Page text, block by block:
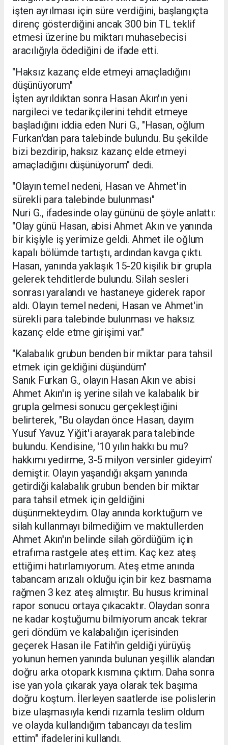
işten ayrılması için süre verdiğini, başlangıçta
direnç gösterdiğini ancak 300 bin TL teklif
etmesi üzerine bu miktarı muhasebecisi
aracılığıyla ödediğini de ifade etti.
"Haksız kazanç elde etmeyi amaçladığını
düşünüyorum"
İşten ayrıldıktan sonra Hasan Akın'ın yeni
nargileci ve tedarikçilerini tehdit etmeye
başladığını iddia eden Nuri G., "Hasan, oğlum
Furkan'dan para talebinde bulundu. Bu şekilde
bizi bezdirip, haksız kazanç elde etmeyi
amaçladığını düşünüyorum" dedi.
"Olayın temel nedeni, Hasan ve Ahmet'in
sürekli para talebinde bulunması"
Nuri G., ifadesinde olay gününü de şöyle anlattı:
"Olay günü Hasan, abisi Ahmet Akın ve yanında
bir kişiyle iş yerimize geldi. Ahmet ile oğlum
kapalı bölümde tartıştı, ardından kavga çıktı.
Hasan, yanında yaklaşık 15-20 kişilik bir grupla
gelerek tehditlerde bulundu. Silah sesleri
sonrası yaralandı ve hastaneye giderek rapor
aldı. Olayın temel nedeni, Hasan ve Ahmet'in
sürekli para talebinde bulunması ve haksız
kazanç elde etme girişimi var."
"Kalabalık grubun benden bir miktar para tahsil
etmek için geldiğini düşündüm"
Sanık Furkan G., olayın Hasan Akın ve abisi
Ahmet Akın'ın iş yerine silah ve kalabalık bir
grupla gelmesi sonucu gerçekleştiğini
belirterek, "Bu olaydan önce Hasan, dayım
Yusuf Yavuz Yiğit'i arayarak para talebinde
bulundu. Kendisine, '10 yılın hakkı bu mu?
hakkımı yedirme, 3-5 milyon versinler gideyim'
demiştir. Olayın yaşandığı akşam yanında
getirdiği kalabalık grubun benden bir miktar
para tahsil etmek için geldiğini
düşünmekteydim. Olay anında korktuğum ve
silah kullanmayı bilmediğim ve maktullerden
Ahmet Akın'ın belinde silah gördüğüm için
etrafıma rastgele ateş ettim. Kaç kez ateş
ettiğimi hatırlamıyorum. Ateş etme anında
tabancam arızalı olduğu için bir kez basmama
rağmen 3 kez ateş almıştır. Bu husus kriminal
rapor sonucu ortaya çıkacaktır. Olaydan sonra
ne kadar koştuğumu bilmiyorum ancak tekrar
geri döndüm ve kalabalığın içerisinden
geçerek Hasan ile Fatih'in geldiği yürüyüş
yolunun hemen yanında bulunan yeşillik alandan
doğru arka otopark kısmına çıktım. Daha sonra
ise yan yola çıkarak yaya olarak tek başıma
doğru koştum. İlerleyen saatlerde ise polislerin
bize ulaşmasıyla kendi rızamla teslim oldum
ve olayda kullandığım tabancayı da teslim
ettim" ifadelerini kullandı.